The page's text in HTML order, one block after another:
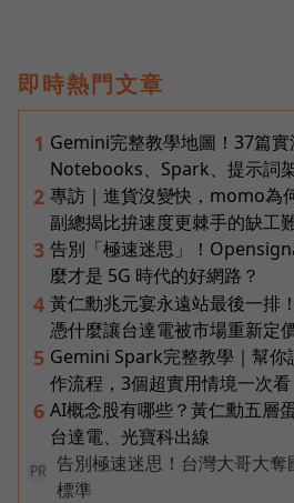
即時熱門文章
1 Gemini完整教學地圖！37篇實
Notebooks、Spark、提示詞
2 專訪｜進貨沒變快，momo為
副總揭比拚速度更棘手的缺工
3 告別「極速迷思」！
麼才是 5G 時代的好網路？
4 黃仁勳兆元宴永遠站最後一排
憑什麼讓台達電被市場重新定
5 Gemini Spark完整教學｜幫
作流程，3個超實用情境一次看
6 AI概念股有哪些？黃仁勳五層
台達電、光寶科出線
PR
告別極速迷思！台灣大哥大
標準